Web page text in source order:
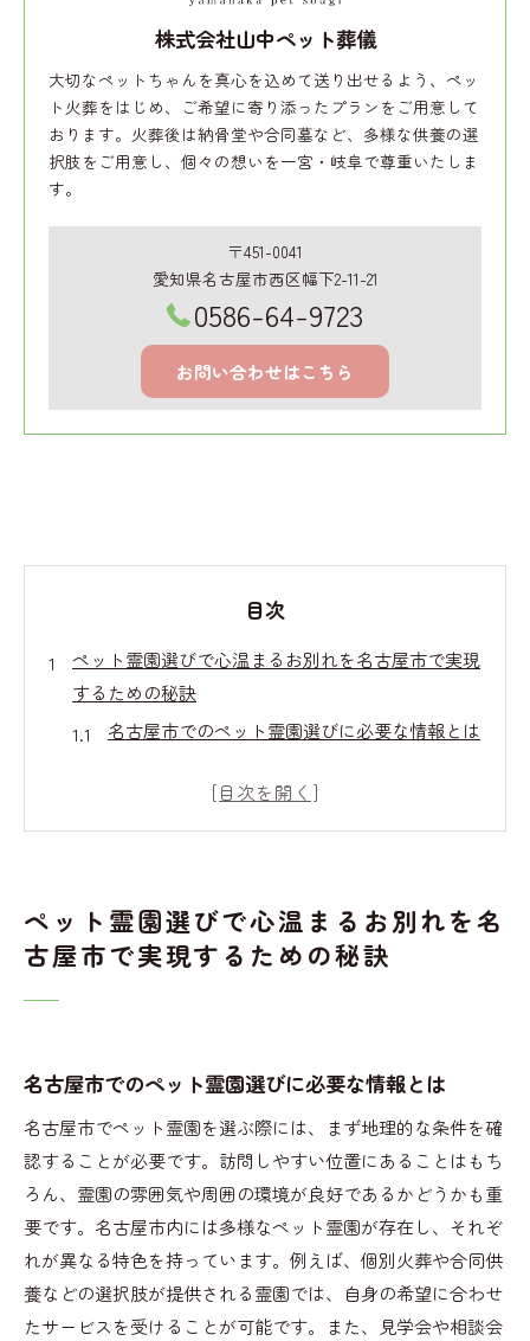
株式会社山中ペット葬儀
大切なペットちゃんを真心を込めて送り出せるよう、ペッ
ト火葬をはじめ、ご希望に寄り添ったプランをご用意して
おります。火葬後は納骨堂や合同墓など、多様な供養の選
択肢をご用意し、個々の想いを一宮・岐阜で尊重いたしま
す。
〒451-0041
愛知県名古屋市西区幅下2-11-21
0586-64-9723
お問い合わせはこちら
目次
ペット霊園選びで心温まるお別れを名古屋市で実現
するための秘訣
名古屋市でのペット霊園選びに必要な情報とは
ペット霊園の施設見学で確認すべきポイント
名古屋市のペット霊園における費用の目安
名古屋市でのペット葬儀選び心に残るお別れのため
飼い主の声から学ぶ、ペット葬儀の選び方
名古屋市のペット霊園で利用できる付帯サービ
お別れのセレモニーで大切にすべきこと
ペット霊園見学で名古屋市の飼い主が知っておくべ
きこと
ペット霊園選びで心温まるお別れを名
古屋市で実現するための秘訣
名古屋市でのペット霊園選びに必要な情報とは
名古屋市でペット霊園を選ぶ際には、まず地理的な条件を確
認することが必要です。訪問しやすい位置にあることはもち
ろん、霊園の雰囲気や周囲の環境が良好であるかどうかも重
要です。名古屋市内には多様なペット霊園が存在し、それぞ
れが異なる特色を持っています。例えば、個別火葬や合同供
養などの選択肢が提供される霊園では、自身の希望に合わせ
たサービスを受けることが可能です。また、見学会や相談会